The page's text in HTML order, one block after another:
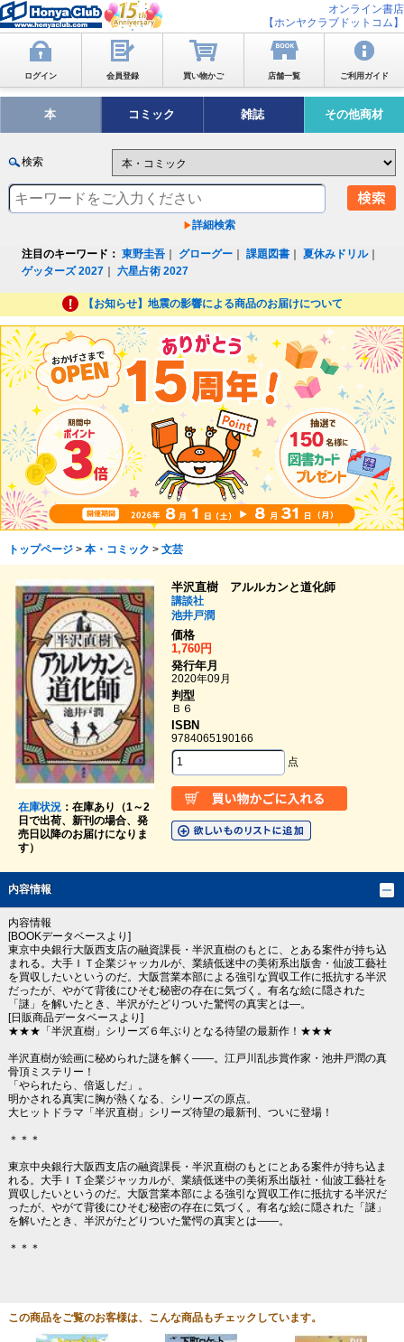
オンライン書店
【ホンヤクラブドットコム】
ログイン 会員登録 買い物かご 店舗一覧 ご利用ガイド
本 コミック 雑誌 その他商材
検索
詳細検索
注目のキーワード： 東野圭吾 グローグー ｜課題図書 ｜夏休みドリル｜
ゲッターズ 2027 ｜六星占術 2027
【お知らせ】地震の影響による商品のお届けについて
トップページ> 本・コミック > 文芸
在庫状況：在庫あり（1～2
日で出荷、新刊の場合、発
売日以降のお届けになりま
す）
半沢直樹 アルルカンと道化師
講談社
池井戸潤
価格
1,760円
発行年月
2020年09月
判型
Ｂ６
ISBN
9784065190166
点
内容情報
内容情報
[BOOKデータベースより]
東京中央銀行大阪西支店の融資課長・半沢直樹のもとに、とある案件が持ち込
まれる。大手ＩＴ企業ジャッカルが、業績低迷中の美術系出版舎・仙波工藝社
を買収したいというのだ。大阪営業本部による強引な買収工作に抵抗する半沢
だったが、やがて背後にひそむ秘密の存在に気づく。有名な絵に隠された
「謎」を解いたとき、半沢がたどりついた驚愕の真実とは―。
[日販商品データベースより]
★★★「半沢直樹」シリーズ６年ぶりとなる待望の最新作！★★★
半沢直樹が絵画に秘められた謎を解く――。江戸川乱歩賞作家・池井戸潤の真
骨頂ミステリー！
「やられたら、倍返しだ」。
明かされる真実に胸が熱くなる、シリーズの原点。
大ヒットドラマ「半沢直樹」シリーズ待望の最新刊、ついに登場！
＊＊＊
東京中央銀行大阪西支店の融資課長・半沢直樹のもとにとある案件が持ち込ま
れる。大手ＩＴ企業ジャッカルが、業績低迷中の美術系出版社・仙波工藝社を
買収したいというのだ。大阪営業本部による強引な買収工作に抵抗する半沢だ
ったが、やがて背後にひそむ秘密の存在に気づく。有名な絵に隠された「謎」
を解いたとき、半沢がたどりついた驚愕の真実とは――。
＊＊＊
この商品をご覧のお客様は、こんな商品もチェックしています。